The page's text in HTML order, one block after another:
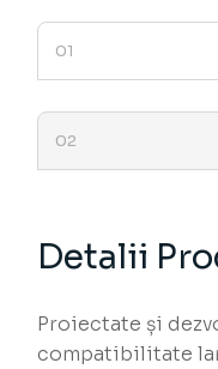
Detalii
Proiectate și
compatibilitate